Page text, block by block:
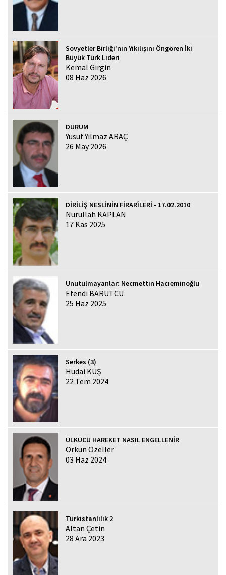
Sovyetler Birliği'nin Yıkılışını Öngören İki
Büyük Türk Lideri
Kemal Girgin
08 Haz 2026
DURUM
Yusuf Yılmaz ARAÇ
26 May 2026
DİRİLİŞ NESLİNİN FİRARÎLERİ - 17.02.2010
Nurullah KAPLAN
17 Kas 2025
Unutulmayanlar: Necmettin Hacıeminoğlu
Efendi BARUTCU
25 Haz 2025
Serkes (3)
Hüdai KUŞ
22 Tem 2024
ÜLKÜCÜ HAREKET NASIL ENGELLENİR
Orkun Özeller
03 Haz 2024
Türkistanlılık 2
Altan Çetin
28 Ara 2023